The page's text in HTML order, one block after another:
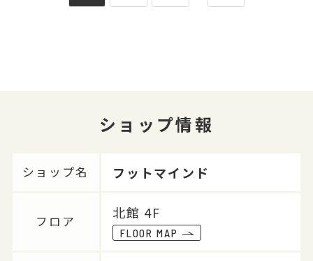
ショップ情報
ショップ名 フットマインド
フロア
北館 4F
FLOOR MAP